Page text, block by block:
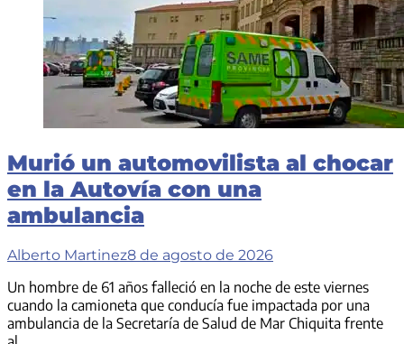
Murió un automovilista al chocar
en la Autovía con una
ambulancia
Alberto Martinez8 de agosto de 2026
Un hombre de 61 años falleció en la noche de este viernes
cuando la camioneta que conducía fue impactada por una
ambulancia de la Secretaría de Salud de Mar Chiquita frente